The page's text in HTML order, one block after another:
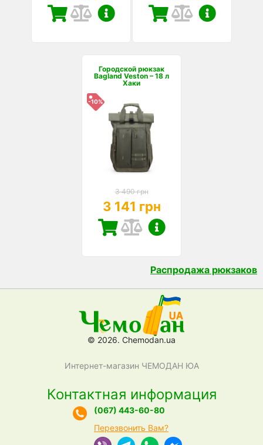
Городской рюкзак
Bagland Veston – 18 л
Хаки
-10%
3 490 грн
3 141 грн
Распродажа рюкзаков
© 2026. Chemodan.ua
Интернет-магазин ЧЕМОДАН ЮА
Контактная информация
(067) 443-60-80
Перезвонить Вам?